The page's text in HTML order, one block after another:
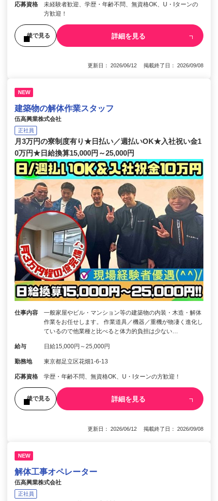
応募資格
未経験者歓迎、学歴・年齢不問、無資格OK、U・Iターンの
方歓迎！
後で見る 詳細を見る
更新日： 2026/06/12 掲載終了日： 2026/09/08
NEW
建築物の解体作業スタッフ
伍高興業株式会社
正社員
月3万円の寮制度有り★日払い／週払いOK★入社祝い金1
0万円★日給換算15,000円～25,000円
仕事内容
一般家屋やビル・マンション等の建築物の内装・木造・解体
作業をお任せします。 作業道具／機器／重機が物凄く進化し
ているので他業種と比べると体力的負担は少ない…
給与 日給15,000円～25,000円
勤務地 東京都足立区花畑1-6-13
応募資格 学歴・年齢不問、無資格OK、U・Iターンの方歓迎！
後で見る 詳細を見る
更新日： 2026/06/12 掲載終了日： 2026/09/08
NEW
解体工事オペレーター
伍高興業株式会社
正社員